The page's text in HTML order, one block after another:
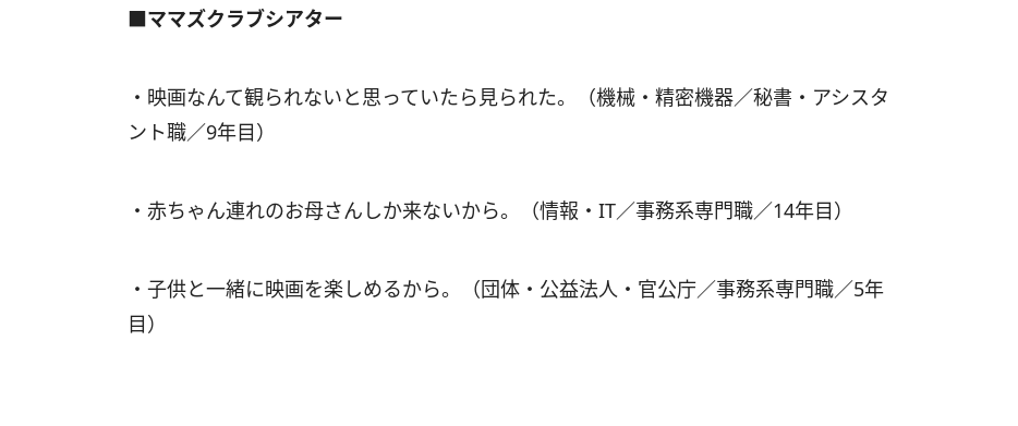
■ママズクラブシアター
・映画なんて観られないと思っていたら見られた。（機械・精密機器／秘書・アシスタ
ント職／9年目）
・赤ちゃん連れのお母さんしか来ないから。（情報・IT／事務系専門職／14年目）
・子供と一緒に映画を楽しめるから。（団体・公益法人・官公庁／事務系専門職／5年
目）